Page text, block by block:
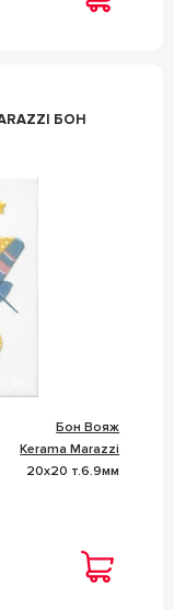
БОН
Бон Вояж
Kerama Marazzi
20x20 т.6.9мм